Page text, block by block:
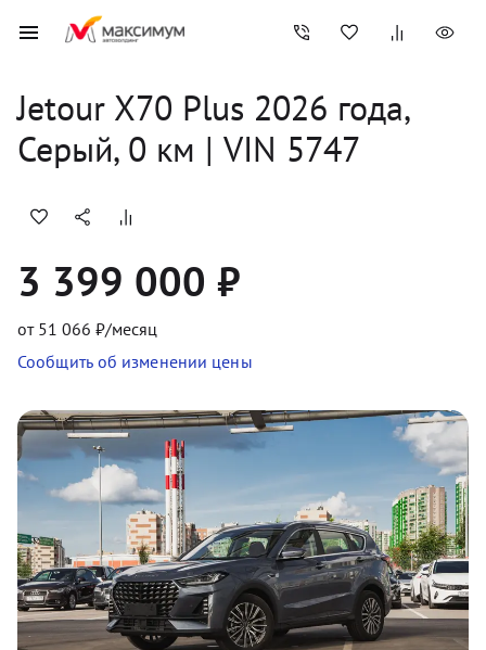
Jetour X70 Plus 2026
года,
Серый, 0 км | VIN 5747
3 399 000 ₽
от 51 066 ₽/месяц
Сообщить об изменении цены